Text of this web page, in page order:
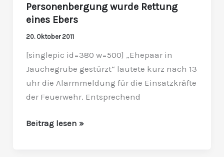
Personenbergung wurde Rettung
eines Ebers
20. Oktober 2011
[singlepic id=380 w=500] „Ehepaar in
Jauchegrube gestürzt“ lautete kurz nach 13
uhr die Alarmmeldung für die Einsatzkräfte
der Feuerwehr. Entsprechend
Jauchegrube
eingebrochen:
Aus
Personenbergung
Beitrag lesen »